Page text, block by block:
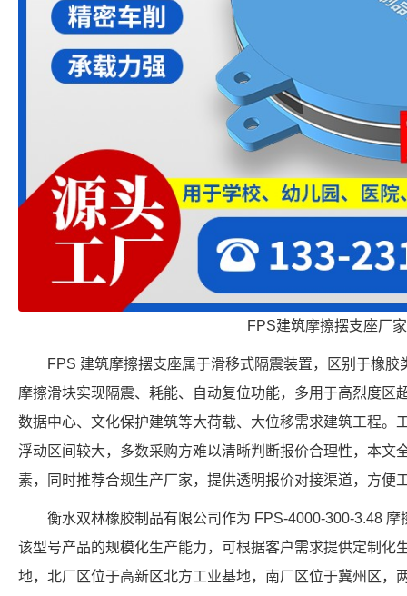
FPS建筑摩擦摆支座厂家
FPS 建筑摩擦摆支座属于滑移式隔震装置，区别于橡
摩擦滑块实现隔震、耗能、自动复位功能，多用于高烈度区
数据中心、文化保护建筑等大荷载、大位移需求建筑工程。
浮动区间较大，多数采购方难以清晰判断报价合理性，本文
素，同时推荐合规生产厂家，提供透明报价对接渠道，方便
衡水双林橡胶制品有限公司作为 FPS-4000-300-3.48
该型号产品的规模化生产能力，可根据客户需求提供定制化
地，北厂区位于高新区北方工业基地，南厂区位于冀州区，